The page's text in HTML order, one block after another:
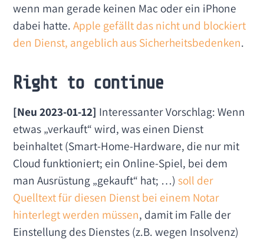
wenn man gerade keinen Mac oder ein iPhone
dabei hatte.Apple gefällt das nicht und blockiert
den Dienst, angeblich aus Sicherheitsbedenken.
Right to continue
[Neu 2023-01-12] Interessanter Vorschlag: Wenn
etwas „verkauft“ wird, was einen Dienst
beinhaltet (Smart-Home-Hardware, die nur mit
Cloud funktioniert; ein Online-Spiel, bei dem
man Ausrüstung „gekauft“ hat; …)soll der
Quelltext für diesen Dienst bei einem Notar
hinterlegt werden müssen, damit im Falle der
Einstellung des Dienstes (z.B. wegen Insolvenz)